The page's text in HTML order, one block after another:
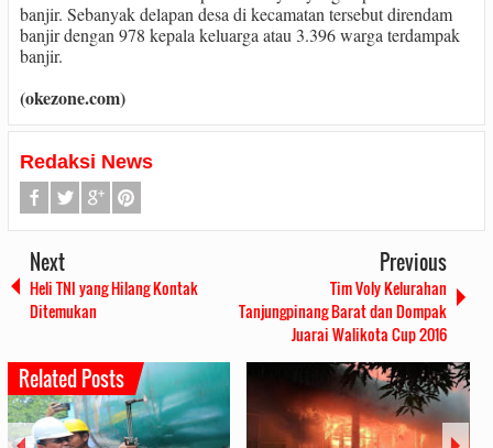
banjir. Sebanyak delapan desa di kecamatan tersebut direndam
banjir dengan 978 kepala keluarga atau 3.396 warga terdampak
banjir.
(okezone.com)
Redaksi News
Next
Heli TNI yang Hilang Kontak
Ditemukan
Previous
Tim Voly Kelurahan
Tanjungpinang Barat dan Dompak
Juarai Walikota Cup 2016
Related Posts